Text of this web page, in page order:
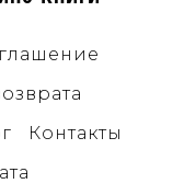
Контакты